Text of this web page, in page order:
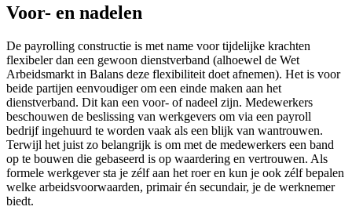
Voor- en nadelen
De payrolling constructie is met name voor tijdelijke krachten
flexibeler dan een gewoon dienstverband (alhoewel de Wet
Arbeidsmarkt in Balans deze flexibiliteit doet afnemen). Het is voor
beide partijen eenvoudiger om een einde maken aan het
dienstverband. Dit kan een voor- of nadeel zijn. Medewerkers
beschouwen de beslissing van werkgevers om via een payroll
bedrijf ingehuurd te worden vaak als een blijk van wantrouwen.
Terwijl het juist zo belangrijk is om met de medewerkers een band
op te bouwen die gebaseerd is op waardering en vertrouwen. Als
formele werkgever sta je zélf aan het roer en kun je ook zélf bepalen
welke arbeidsvoorwaarden, primair én secundair, je de werknemer
biedt.